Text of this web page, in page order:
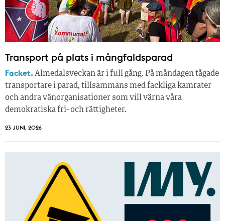
Transport på plats i mångfaldsparad
Facket.Almedalsveckan är i full gång. På måndagen tågade
transportare i parad, tillsammans med fackliga kamrater
och andra vänorganisationer som vill värna våra
demokratiska fri- och rättigheter.
23 JUNI, 2026